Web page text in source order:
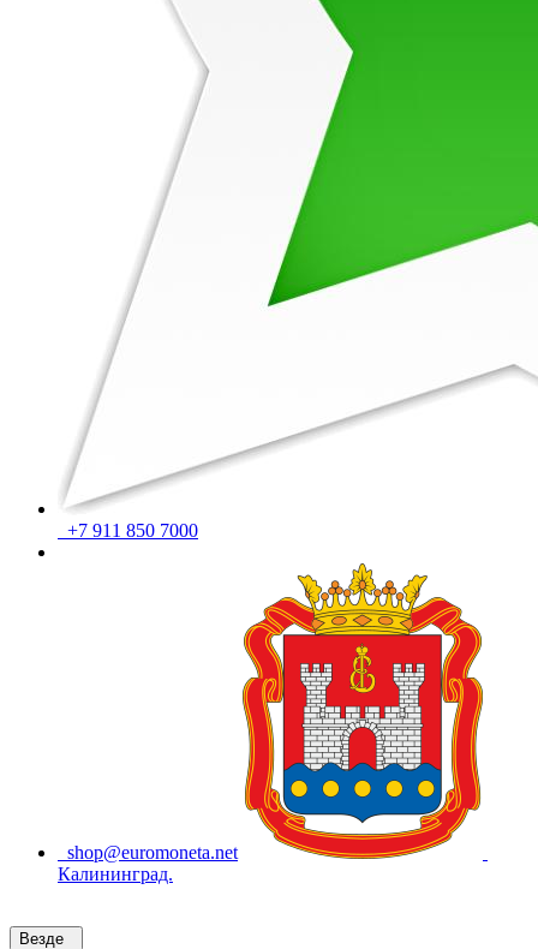
+7 911 850 7000
shop@euromoneta.net
Калининград.
Везде